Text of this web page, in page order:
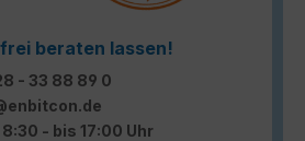
beraten lassen!
- 33 88 89 0
8:30 - bis 17:00 Uhr